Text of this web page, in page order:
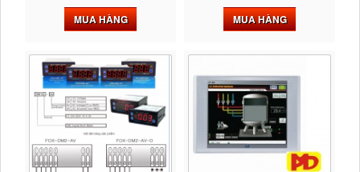
MUA HÀNG MUA HÀNG